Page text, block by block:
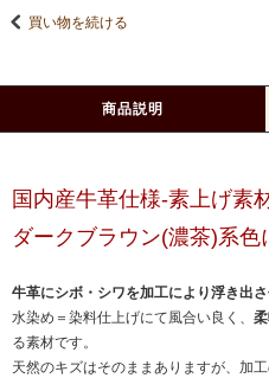
買い物を続ける
商品説明
国内産牛革仕様-素上げ素
ダークブラウン(濃茶)系色
牛革にシボ・シワを加工により浮き出さ
水染め＝染料仕上げにて風合い良く、
る素材です。
天然のキズはそのままありますが、加